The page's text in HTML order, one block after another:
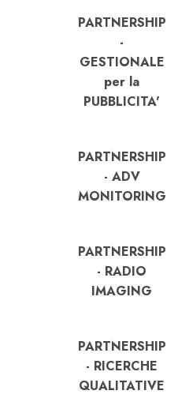
PARTNERSHIP
-
GESTIONALE
per la
PUBBLICITA'
PARTNERSHIP
- ADV
MONITORING
PARTNERSHIP
- RADIO
IMAGING
PARTNERSHIP
- RICERCHE
QUALITATIVE